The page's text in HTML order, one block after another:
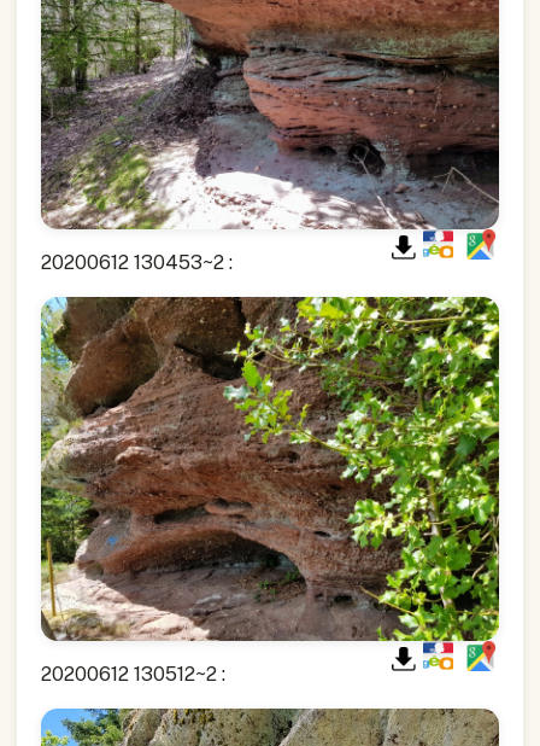
20200612 130453~2 :
20200612 130512~2 :